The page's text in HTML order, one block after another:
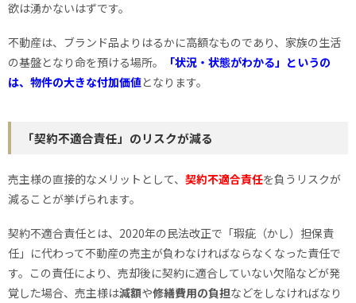
欲は湧かないはずです。
不動産は、ブランド品よりはるかに高額なものであり、家族の生活
の基盤となり命を預ける場所。
「状況・状態がわかる」というの
は、物件の大きな付加価値となります。
「契約不適合責任」のリスクが減る
売主様の直接的なメリットとして、 契約不適合責任を負うリスクが
減ることが挙げられます。
契約不適合責任とは、2020年の民法改正で「瑕疵（かし）担保責
任」に代わって不動産の売主が負わなければならなくなった責任で
す。この責任により、売却後に契約に適合していない欠陥などが発
覚した場合、売主様は減額や修繕費用の負担などをしなければなり